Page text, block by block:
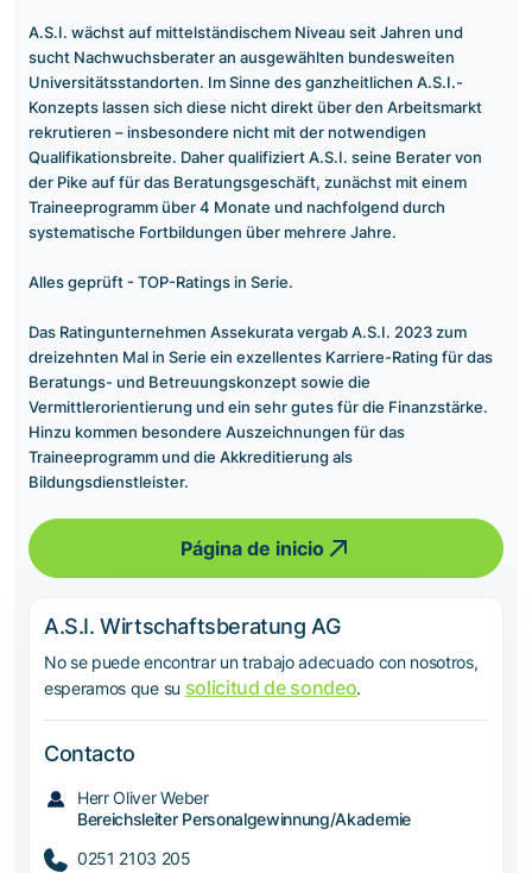
A.S.I. wächst auf mittelständischem Niveau seit Jahren und
sucht Nachwuchsberater an ausgewählten bundesweiten
Universitätsstandorten. Im Sinne des ganzheitlichen A.S.I.-
Konzepts lassen sich diese nicht direkt über den Arbeitsmarkt
rekrutieren – insbesondere nicht mit der notwendigen
Qualifikationsbreite. Daher qualifiziert A.S.I. seine Berater von
der Pike auf für das Beratungsgeschäft, zunächst mit einem
Traineeprogramm über 4 Monate und nachfolgend durch
systematische Fortbildungen über mehrere Jahre.
Alles geprüft - TOP-Ratings in Serie.
Das Ratingunternehmen Assekurata vergab A.S.I. 2023 zum
dreizehnten Mal in Serie ein exzellentes Karriere-Rating für das
Beratungs- und Betreuungskonzept sowie die
Vermittlerorientierung und ein sehr gutes für die Finanzstärke.
Hinzu kommen besondere Auszeichnungen für das
Traineeprogramm und die Akkreditierung als
Bildungsdienstleister.
Página de inicio
A.S.I. Wirtschaftsberatung AG
No se puede encontrar un trabajo adecuado con nosotros,
esperamos que su solicitud de sondeo.
Contacto
Herr Oliver Weber
Bereichsleiter Personalgewinnung/Akademie
0251 2103 205